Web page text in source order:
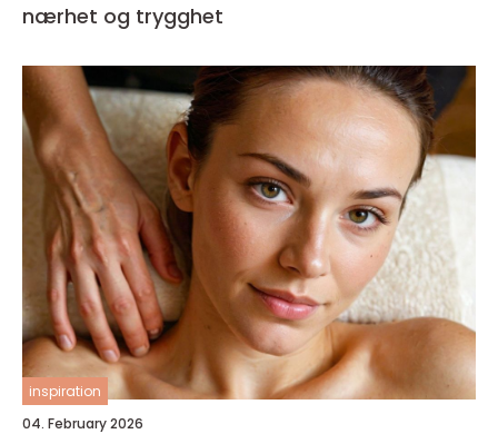
nærhet og trygghet
inspiration
04. February 2026